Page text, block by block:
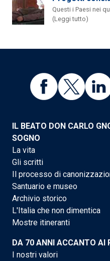
Questi i Paesi nei
(Leggi tutto)
IL BEATO DON CARLO
SOGNO
La vita
Gli scritti
Il processo di
Santuario e museo
Archivio storico
L'Italia che non dimentica
Mostre itineranti
DA 70 ANNI ACCANTO AI
I nostri valori